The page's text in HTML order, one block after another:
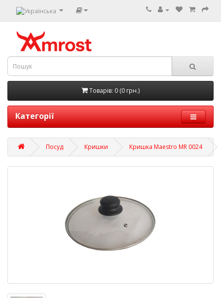
Товарів: 0 (0 грн.)
Категорії
Посуд Кришки Кришка Maestro MR 0024